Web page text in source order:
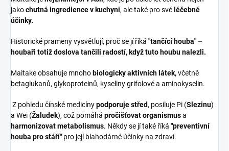
jakochutná ingredience v kuchyni, ale také pro své léčebné
účinky.
Historické prameny vysvětlují, proč se jí říká "tančící houba" –
houbaři totiž doslova tančili radostí, když tuto houbu nalezli.
Maitake obsahuje mnoho biologicky aktivních látek,včetně
betaglukanů, glykoproteinů, kyseliny grifolové a aminokyselin.
Z pohledu čínské medicínypodporuje střed, posiluje Pi (Slezinu)
a Wei (Žaludek), což pomáhá pročišťovat organismusa
harmonizovat metabolismus. Někdy se jí také říká "preventivní
houba pro stáří" pro její blahodárné účinky na zdraví.